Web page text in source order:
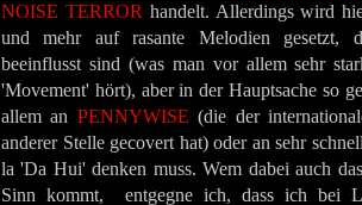
NOISE TERROR handelt. Allerdings wird
und mehr auf rasante Melodien gesetzt,
beeinflusst sind (was man vor allem sehr
'Movement' hört), aber in der Hauptsache so
allem an PENNYWISE (die der
anderer Stelle gecovert hat) oder an sehr
la 'Da Hui' denken muss. Wem dabei auch
Sinn kommt, entgegne ich, dass ich bei